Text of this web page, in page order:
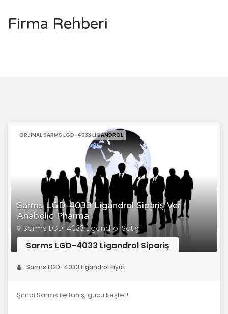
Firma Rehberi
Sarms LGD-4033 Ligandrol Sipariş Ver -
Anabolic Pharma
ORJINAL SARMS LGD-4033 LIGANDROL
Sarms LGD-4033 Ligandrol Satışı
Sarms LGD-4033 Ligandrol Sipariş
Sarms LGD-4033 Ligandrol Fiyat
Şimdi Sarms ile tanış, gücü keşfet!